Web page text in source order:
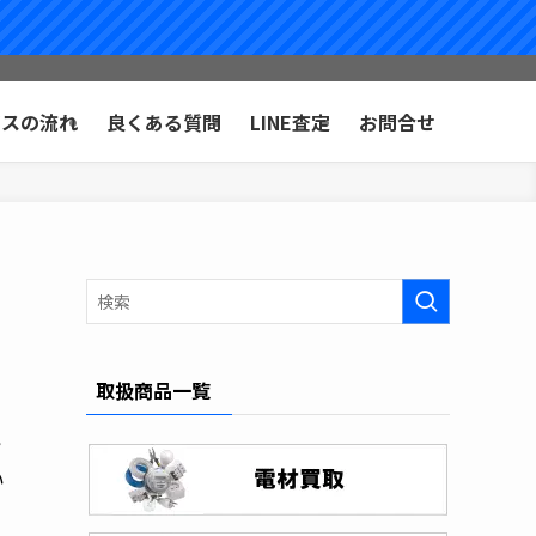
の流れ 良くある質問 LINE査定 お問合せ
取扱商品一覧